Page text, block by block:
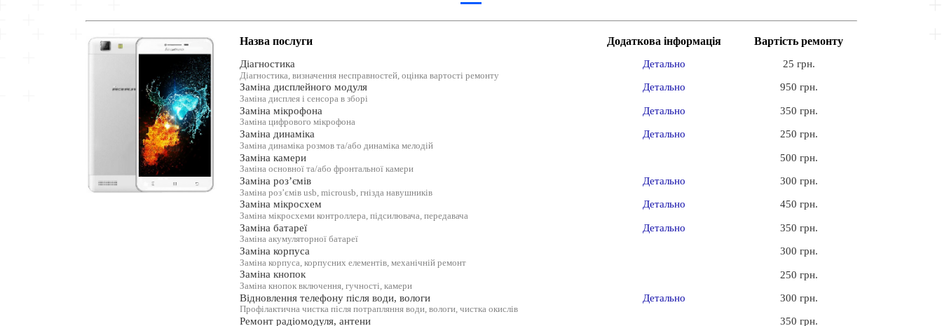
Назва послуги
Діагностика
Діагностика, визначення несправностей, оцінка вартості ремонту
Заміна дисплейного модуля
Заміна дисплея і сенсора в зборі
Заміна мікрофона
Заміна цифрового мікрофона
Заміна динаміка
Заміна динаміка розмов та/або динаміка мелодій
Заміна камери
Заміна основної та/або фронтальної камери
Заміна роз’ємів
Заміна роз’ємів usb, microusb, гнізда навушників
Заміна мікросхем
Заміна мікросхеми контроллера, підсилювача, передавача
Заміна батареї
Заміна акумуляторної батареї
Заміна корпуса
Заміна корпуса, корпусних елементів, механічній ремонт
Заміна кнопок
Заміна кнопок включення, гучності, камери
Відновлення телефону після води, вологи
Профілактична чистка після потрапляння води, вологи, чистка окислів
Ремонт радіомодуля, антени
Додаткова інформація
Детально
Детально
Детально
Детально
Детально
Детально
Детально
Детально
Вартість ремонту
25 грн.
950 грн.
350 грн.
250 грн.
500 грн.
300 грн.
450 грн.
350 грн.
300 грн.
250 грн.
300 грн.
350 грн.